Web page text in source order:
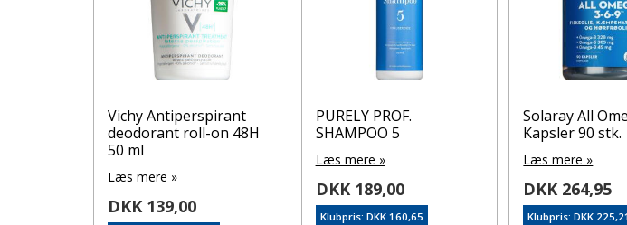
Vichy Antiperspirant
deodorant roll-on 48H
50 ml
Læs mere »
DKK 139,00
PURELY PROF.
SHAMPOO 5
Læs mere »
DKK 189,00
Klubpris: DKK 160,65
Solaray All
Kapsler 90 stk.
Læs mere »
DKK 264,95
Klubpris: DKK